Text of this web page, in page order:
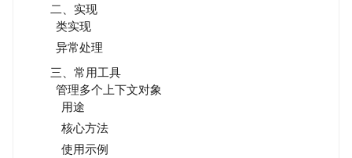
二、实现
类实现
异常处理
三、常用工具
管理多个上下文对象
用途
核心方法
使用示例